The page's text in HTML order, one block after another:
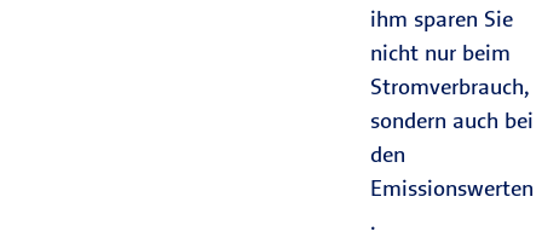
ihm sparen Sie
nicht nur beim
Stromverbrauch,
sondern auch bei
den
Emissionswerten
.